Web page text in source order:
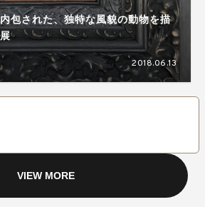
包された、独特な風貌の動物を描
2018.06.13
VIEW MORE